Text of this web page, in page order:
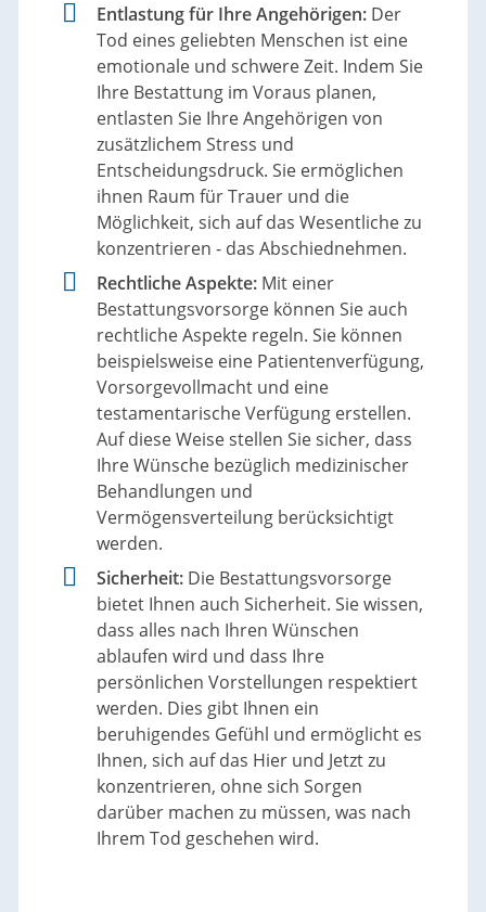
Entlastung für Ihre Angehörigen: Der
Tod eines geliebten Menschen ist eine
emotionale und schwere Zeit. Indem Sie
Ihre Bestattung im Voraus planen,
entlasten Sie Ihre Angehörigen von
zusätzlichem Stress und
Entscheidungsdruck. Sie ermöglichen
ihnen Raum für Trauer und die
Möglichkeit, sich auf das Wesentliche zu
konzentrieren - das Abschiednehmen.
Rechtliche Aspekte: Mit einer
Bestattungsvorsorge können Sie auch
rechtliche Aspekte regeln. Sie können
beispielsweise eine Patientenverfügung,
Vorsorgevollmacht und eine
testamentarische Verfügung erstellen.
Auf diese Weise stellen Sie sicher, dass
Ihre Wünsche bezüglich medizinischer
Behandlungen und
Vermögensverteilung berücksichtigt
werden.
Sicherheit: Die Bestattungsvorsorge
bietet Ihnen auch Sicherheit. Sie wissen,
dass alles nach Ihren Wünschen
ablaufen wird und dass Ihre
persönlichen Vorstellungen respektiert
werden. Dies gibt Ihnen ein
beruhigendes Gefühl und ermöglicht es
Ihnen, sich auf das Hier und Jetzt zu
konzentrieren, ohne sich Sorgen
darüber machen zu müssen, was nach
Ihrem Tod geschehen wird.